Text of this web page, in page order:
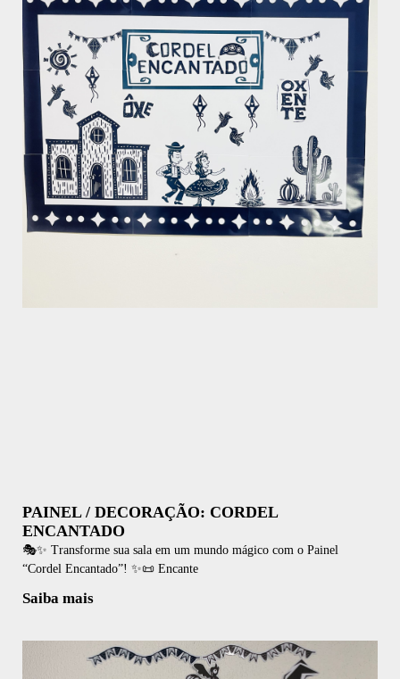
PAINEL / DECORAÇÃO: CORDEL
ENCANTADO
🎭✨ Transforme sua sala em um mundo mágico com o Painel
“Cordel Encantado”! ✨📜 Encante
Saiba mais